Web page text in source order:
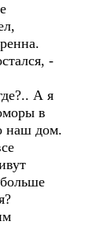
-
А я
в
наш дом.